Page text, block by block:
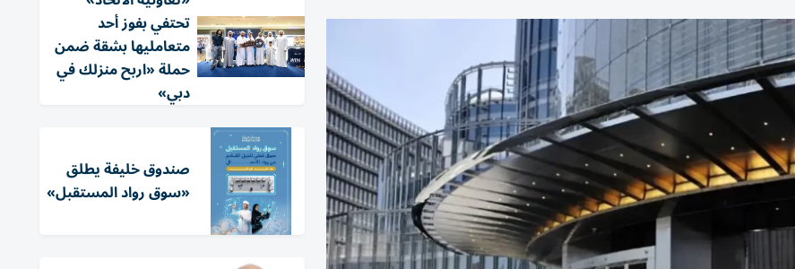
تحتفي بفوز أحد
متعامليها بشقة ضمن
حملة «اربح منزلك في
دبي»
صندوق خليفة يطلق
«سوق رواد المستقبل»